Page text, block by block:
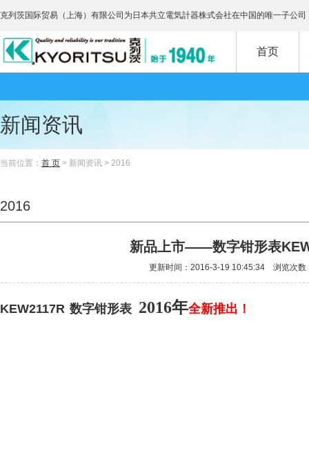
克列茨国际贸易（上海）有限公司为日本共立電気計器株式会社在中国的唯一子公司
首页
新闻资讯
当前位置： 首 页 > 新闻资讯 > 2016
2016
新品上市——数字钳形表
更新时间：2016-3-19 10:45:34 浏览次数
KEW2117R 数字钳形表 2016年全新推出 ！